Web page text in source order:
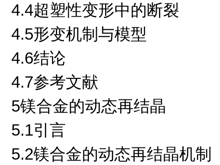
4.4超塑性变形中的断裂
4.5形变机制与模型
4.6结论
4.7参考文献
5镁合金的动态再结晶
5.1引言
5.2镁合金的动态再结晶机制